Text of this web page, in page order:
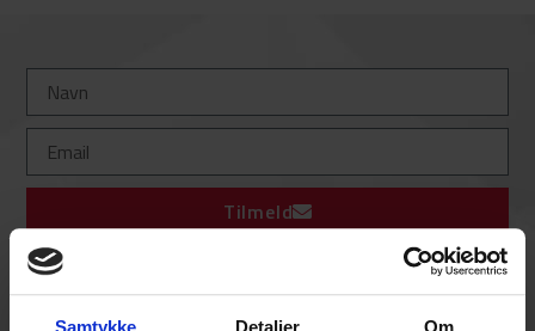
Tilmeld
Tilmeld dig vores nyhedsbrev og bliv en del af vores
fællesskab. Du kan til enhver tid opsige denne service